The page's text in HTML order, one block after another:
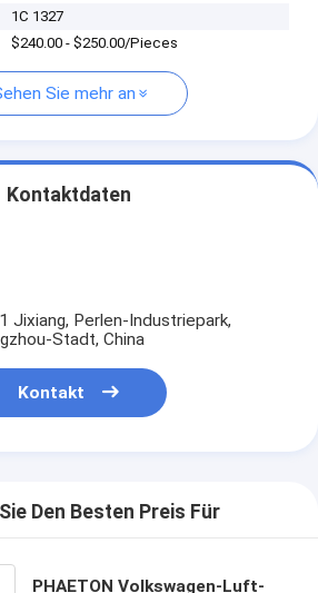
1C 1327
$240.00 - $250.00/Pieces
Sie mehr an
Kontaktdaten
Jixiang, Perlen-Industriepark,
Stadt, China
Kontakt
Den Besten Preis Für
PHAETON Volkswagen-Luft-